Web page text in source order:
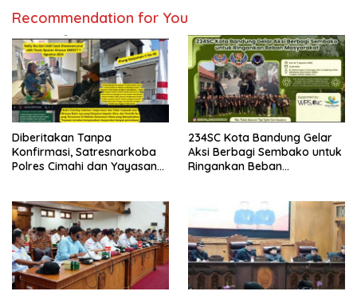
Recommendation for You
Diberitakan Tanpa
Konfirmasi, Satresnarkoba
Polres Cimahi dan Yayasan
234SC Kota Bandung Gelar
Aksi Berbagi Sembako untuk
Ringankan Beban